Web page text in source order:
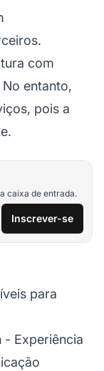
com
entanto,
pois a
caixa de entrada.
Inscrever-se
para
- Experiência